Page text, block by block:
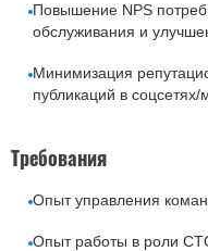
Повышение NPS
обслуживания и
Минимизация
публикаций в соцсетях/
Требования
Опыт управления
Опыт работы в роли